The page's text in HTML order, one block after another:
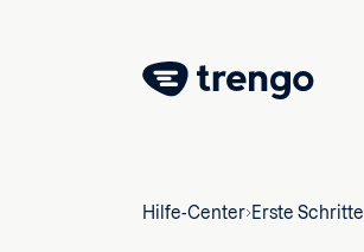
Hilfe-Center Erste Schritte